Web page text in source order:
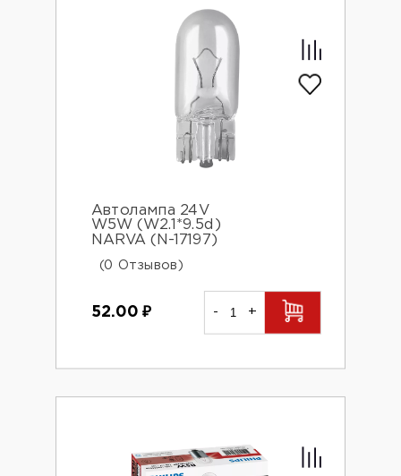
Автолампа 24V
W5W (W2.1*9.5d)
NARVA (N-17197)
(0 Отзывов)
52.00₽ - +